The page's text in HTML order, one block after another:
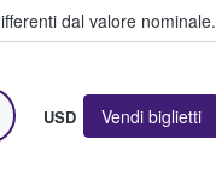
dal valore nominale.
USD Vendi biglietti